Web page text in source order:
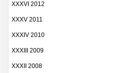
XXXVI 2012
XXXV 2011
XXXIV 2010
XXXIII 2009
XXXII 2008